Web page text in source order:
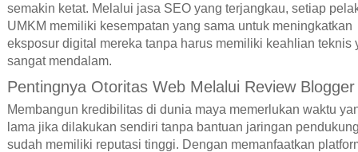
semakin ketat. Melalui jasa SEO yang terjangkau, setiap
UMKM memiliki kesempatan yang sama untuk meningkatkan
eksposur digital mereka tanpa harus memiliki keahlian teknis
sangat mendalam.
Pentingnya Otoritas Web Melalui Review Blogger
Membangun kredibilitas di dunia maya memerlukan waktu
lama jika dilakukan sendiri tanpa bantuan jaringan
sudah memiliki reputasi tinggi. Dengan memanfaatkan